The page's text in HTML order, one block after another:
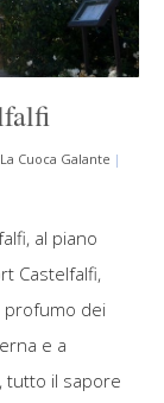
La Cuoca Galante |
al piano
Castelfalfi,
profumo dei
e a
tutto il sapore